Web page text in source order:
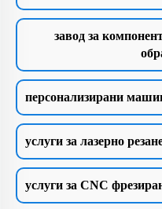
завод за
персонализирани
услуги за лазерно
услуги за CNC